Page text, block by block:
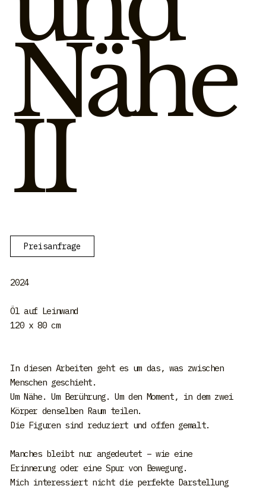
Nähe
II
Preisanfrage
2024
Öl auf Leinwand
120 x 80 cm
In diesen Arbeiten geht es um das, was zwischen
Menschen geschieht.
Um Nähe. Um Berührung. Um den Moment, in dem zwei
Körper denselben Raum teilen.
Die Figuren sind reduziert und offen gemalt.
Manches bleibt nur angedeutet – wie eine
Erinnerung oder eine Spur von Bewegung.
Mich interessiert nicht die perfekte Darstellung